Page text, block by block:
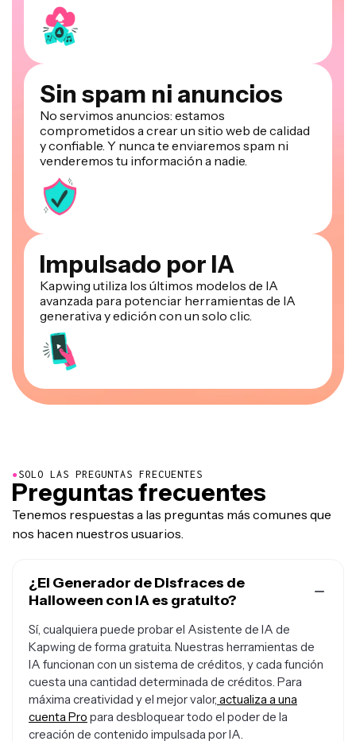
Sin spam ni anuncios
No servimos anuncios: estamos
comprometidos a crear un sitio web de calidad
y confiable. Y nunca te enviaremos spam ni
venderemos tu información a nadie.
Impulsado por IA
Kapwing utiliza los últimos modelos de IA
avanzada para potenciar herramientas de IA
generativa y edición con un solo clic.
●SOLO LAS PREGUNTAS FRECUENTES
Preguntas frecuentes
Tenemos respuestas a las preguntas más comunes que
nos hacen nuestros usuarios.
¿El Generador de Disfraces de
Halloween con IA es gratuito?
Sí, cualquiera puede probar el Asistente de IA de
Kapwing de forma gratuita. Nuestras herramientas de
IA funcionan con un sistema de créditos, y cada función
cuesta una cantidad determinada de créditos. Para
máxima creatividad y el mejor valor, actualiza a una
cuenta Pro para desbloquear todo el poder de la
creación de contenido impulsada por IA.